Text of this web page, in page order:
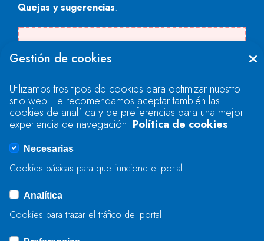
Quejas y sugerencias.
"text".
Se produjo un error al cargar el campo
"text".
Se produjo un error al cargar el campo
ENVIAR
Gestión de cookies
Utilizamos tres tipos de cookies para optimizar nuestro
sitio web. Te recomendamos aceptar también las
cookies de analítica y de preferencias para una mejor
experiencia de navegación. Política de cookies
Necesarias
Cookies básicas para que funcione el portal
Analítica
Cookies para trazar el tráfico del portal